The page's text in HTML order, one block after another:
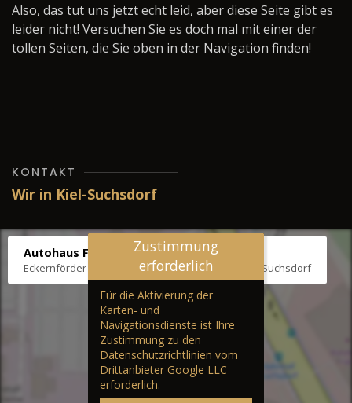
Also, das tut uns jetzt echt leid, aber diese Seite gibt es
leider nicht! Versuchen Sie es doch mal mit einer der
tollen Seiten, die Sie oben in der Navigation finden!
KONTAKT
Wir in Kiel-Suchsdorf
Autohaus Fräter
Eckernförder Str. /Klausbrooker Weg 1, 24107 Kiel-Suchsdorf
Zustimmung
erforderlich
Für die Aktivierung der
Karten- und
Navigationsdienste ist Ihre
Zustimmung zu den
Datenschutzrichtlinien vom
Drittanbieter Google LLC
erforderlich.